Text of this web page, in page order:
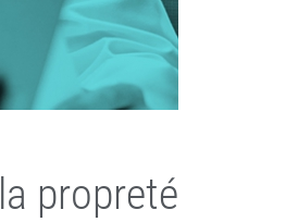
propreté